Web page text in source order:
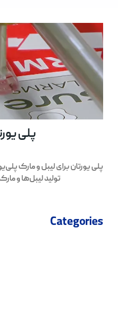
پلی
پلی یورتان برای لیبل و مارک
تولید لیبل‌ها و
Categories